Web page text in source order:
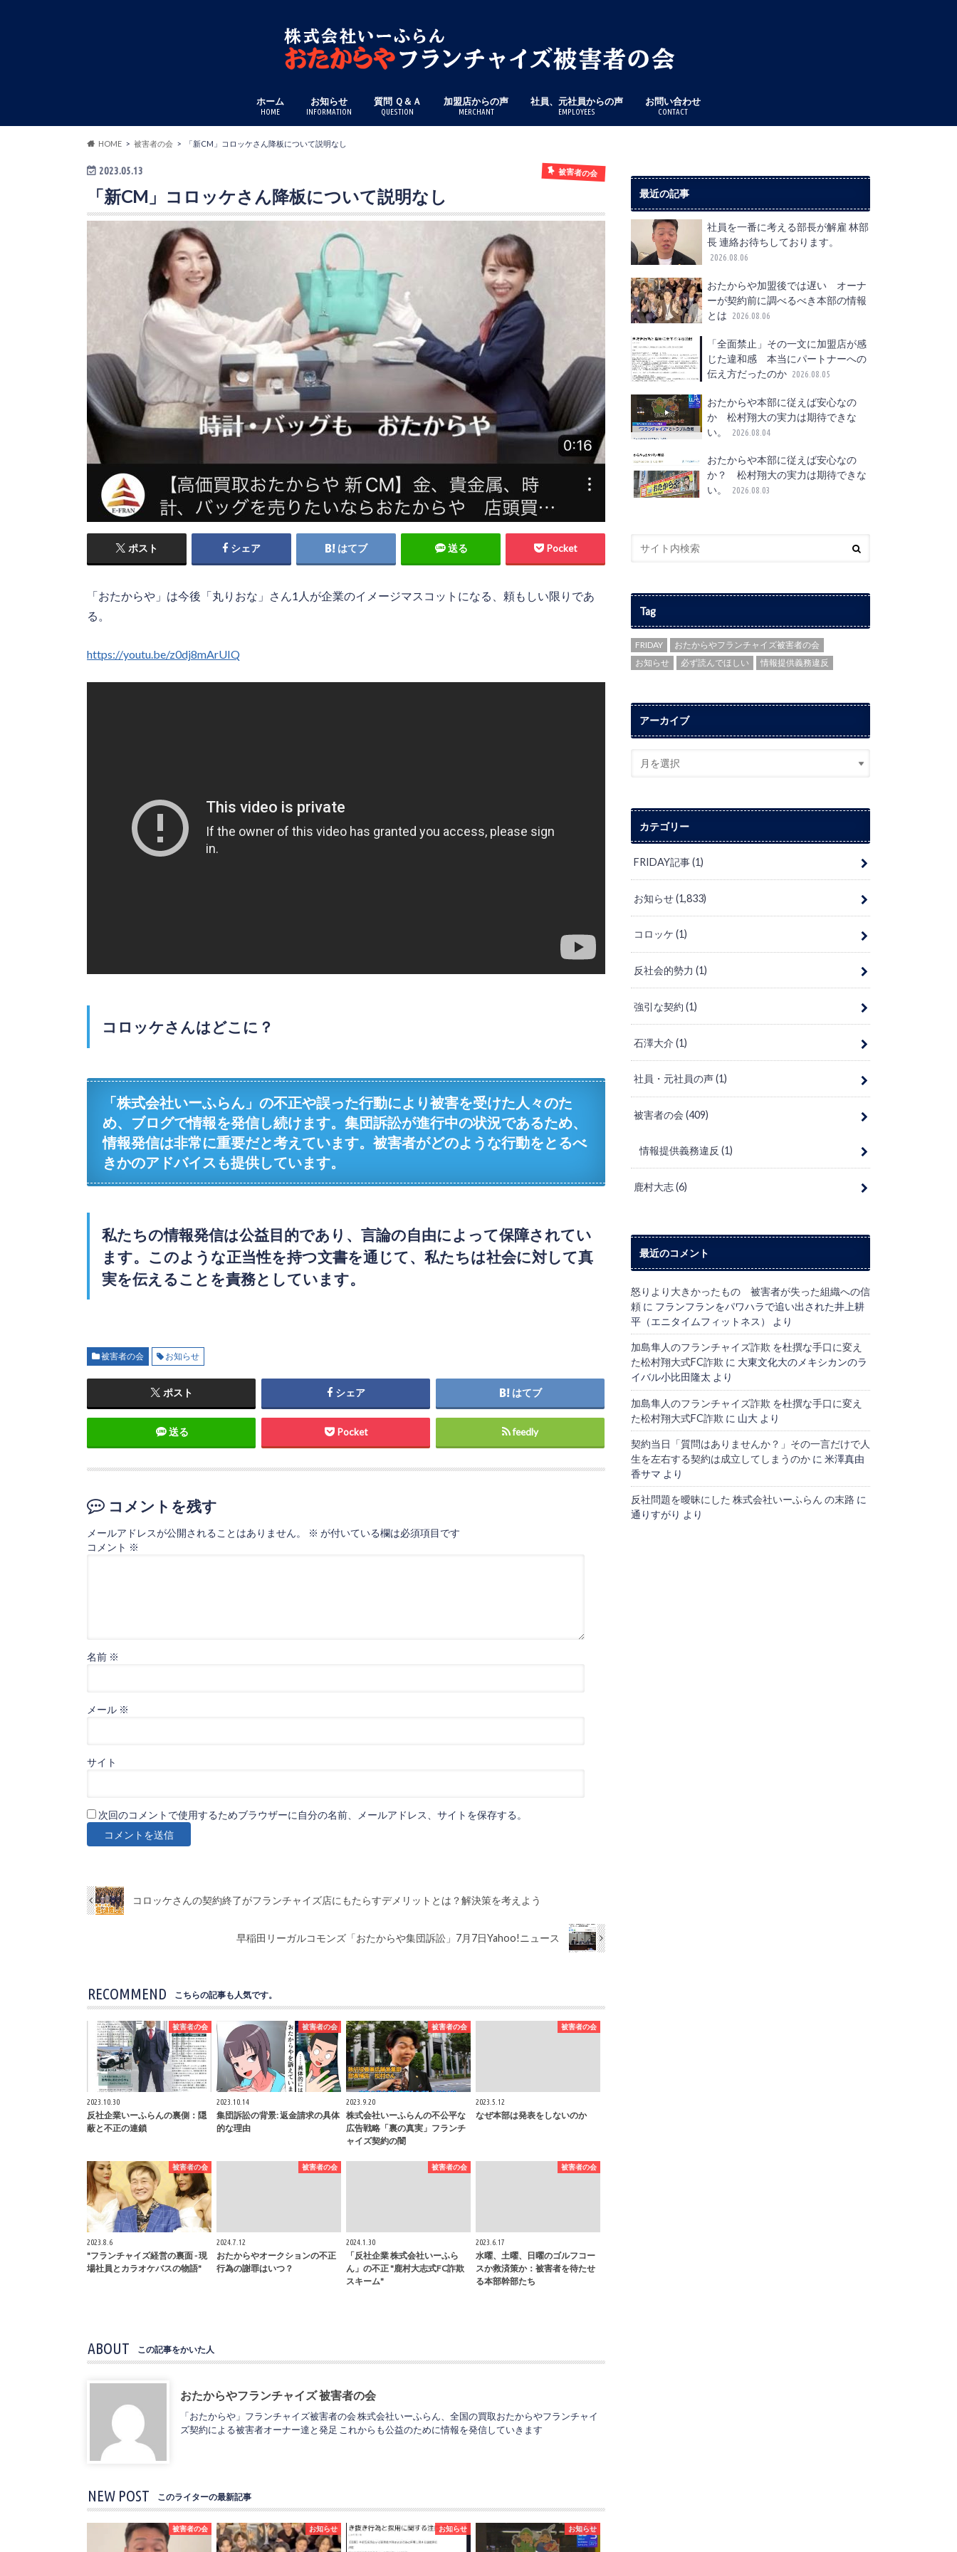
ホーム
HOME
お知らせ
INFORMATION
質問 Ｑ＆Ａ
QUESTION
加盟店からの声
MERCHANT
社員、元社員からの声
EMPLOYEES
お問い合わせ
CONTACT
HOME 被害者の会 「新CM」コロッケさん降板について説明なし
2023.05.13 被害者の会
「新CM」コロッケさん降板について説明なし
ポスト シェア はてブ 送る Pocket
「おたからや」は今後「丸りおな」さん1人が企業のイメージマスコットになる、頼もしい限りであ
る。
https://youtu.be/z0dj8mArUIQ
コロッケさんはどこに？
「株式会社いーふらん」の不正や誤った行動により被害を受けた人々のた
め、ブログで情報を発信し続けます。集団訴訟が進行中の状況であるため、
情報発信は非常に重要だと考えています。被害者がどのような行動をとるべ
きかのアドバイスも提供しています。
私たちの情報発信は公益目的であり、言論の自由によって保障されてい
ます。このような正当性を持つ文書を通じて、私たちは社会に対して真
実を伝えることを責務としています。
被害者の会 お知らせ
ポスト シェア はてブ
送る Pocket feedly
コメントを残す
メールアドレスが公開されることはありません。 ※ が付いている欄は必須項目です
コメント ※
名前 ※
メール ※
サイト
次回のコメントで使用するためブラウザーに自分の名前、メールアドレス、サイトを保存する。
コロッケさんの契約終了がフランチャイズ店にもたらすデメリットとは？解決策を考えよう
早稲田リーガルコモンズ「おたからや集団訴訟」7月7日Yahoo!ニュース
RECOMMEND こちらの記事も人気です。
被害者の会
2023.10.30
反社企業いーふらんの裏側：隠
蔽と不正の連鎖
被害者の会
2023.10.14
集団訴訟の背景: 返金請求の具体
的な理由
被害者の会
2023.9.20
株式会社いーふらんの不公平な
広告戦略「裏の真実」フランチ
ャイズ契約の闇
被害者の会
2023.5.12
なぜ本部は発表をしないのか
被害者の会
2023.8.6
"フランチャイズ経営の裏面 - 現
場社員とカラオケバスの物語"
被害者の会
2024.7.12
おたからやオークションの不正
行為の謝罪はいつ？
被害者の会
2024.1.30
「反社企業 株式会社いーふら
ん」の不正 "鹿村大志式FC詐欺
スキーム"
被害者の会
2023.6.17
水曜、土曜、日曜のゴルフコー
スか救済策か：被害者を待たせ
る本部幹部たち
ABOUT この記事をかいた人
おたからやフランチャイズ 被害者の会
「おたからや」フランチャイズ被害者の会 株式会社いーふらん、全国の買取おたからやフランチャイ
ズ契約による被害者オーナー達と発足 これからも公益のために情報を発信していきます
NEW POST このライターの最新記事
被害者の会 お知らせ お知らせ お知らせ
最近の記事
社員を一番に考える部長が解雇 林部
長 連絡お待ちしております。
2026.08.06
おたからや加盟後では遅い オーナ
ーが契約前に調べるべき本部の情報
とは
2026.08.06
「全面禁止」その一文に加盟店が感
じた違和感 本当にパートナーへの
伝え方だったのか 2026.08.05
おたからや本部に従えば安心なの
か 松村翔大の実力は期待できな
い。
2026.08.04
おたからや本部に従えば安心なの
か？ 松村翔大の実力は期待できな
い。
2026.08.03
Tag
FRIDAY
おたからやフランチャイズ被害者の会
お知らせ
必ず読んでほしい 情報提供義務違反
アーカイブ
カテゴリー
FRIDAY記事(1)
お知らせ(1,833)
コロッケ(1)
反社会的勢力(1)
強引な契約(1)
石澤大介(1)
社員・元社員の声(1)
被害者の会(409)
情報提供義務違反 (1)
鹿村大志(6)
最近のコメント
怒りより大きかったもの 被害者が失った組織への信
頼 に フランフランをパワハラで追い出された井上耕
平（エニタイムフィットネス）
より
加島隼人のフランチャイズ詐欺 を杜撰な手口に変え
た松村翔大式FC詐欺 に 大東文化大のメキシカンのラ
イバル小比田隆太 より
加島隼人のフランチャイズ詐欺 を杜撰な手口に変え
た松村翔大式FC詐欺 に 山大 より
契約当日「質問はありませんか？」その一言だけで人
生を左右する契約は成立してしまうのか に 米澤真由
香サマ より
反社問題を曖昧にした 株式会社いーふらん の末路 に
通りすがり より